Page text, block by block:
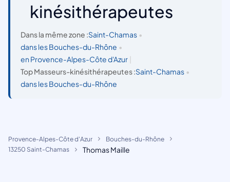
kinésithérapeutes
Dans la même zone :Saint-Chamas •
dans les Bouches-du-Rhône •
en Provence-Alpes-Côte d'Azur
Top Masseurs-kinésithérapeutes :Saint-Chamas •
dans les Bouches-du-Rhône
Provence-Alpes-Côte d'Azur
Bouches-du-Rhône
13250 Saint-Chamas
Thomas Maille